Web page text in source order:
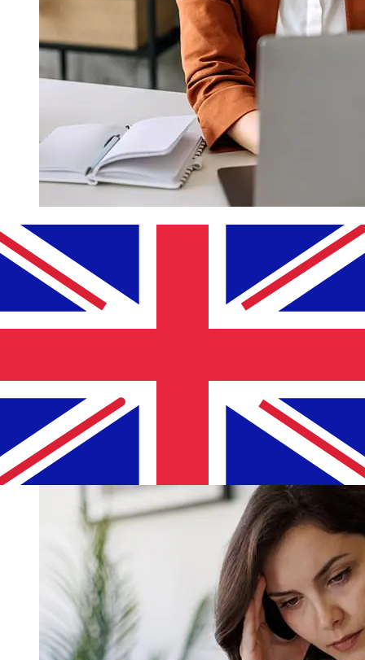
Quanto è veloce un Banco Guayaquil
USD di trasferirsi GBP ?
I tempi di consegna per i trasferimenti internazionali con
Banco Guayaquil da Stati Uniti a Regno Unito variano in
base al metodo di pagamento e al tempismo della
festività bancarie e i controlli di sicurezza possono
influire sulla consegna. Controlla i tempi di scadenza
Banco Guayaquil S.Aper evitare ritardi.